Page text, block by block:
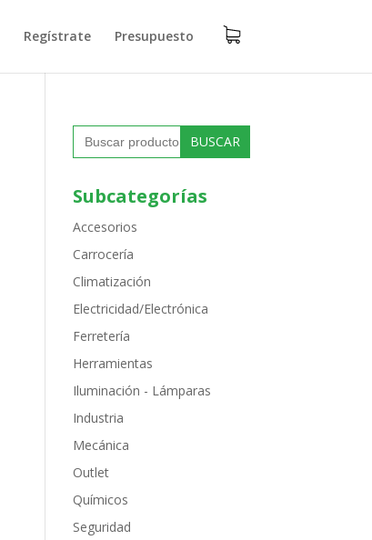
Regístrate Presupuesto
Buscar:
Subcategorías
Accesorios
Carrocería
Climatización
Electricidad/Electrónica
Ferretería
Herramientas
Iluminación - Lámparas
Industria
Mecánica
Outlet
Químicos
Seguridad